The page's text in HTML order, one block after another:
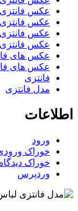
عکس فانتزی
عکس فانتزی
عکس
عکس
عکس های
عکس های
فانتزی
مدل فانتزی
اطلاعات
ورود
خوراک
خوراک
وردپرس